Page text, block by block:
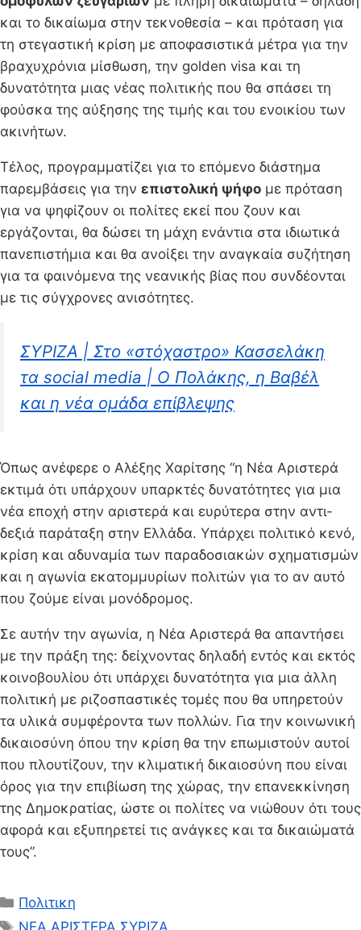
και το δικαίωμα στην τεκνοθεσία – και πρόταση για
τη στεγαστική κρίση με αποφασιστικά μέτρα για την
βραχυχρόνια μίσθωση, την golden visa και τη
δυνατότητα μιας νέας πολιτικής που θα σπάσει τη
φούσκα της αύξησης της τιμής και του ενοικίου των
ακινήτων.
Τέλος, προγραμματίζει για το επόμενο διάστημα
παρεμβάσεις για την επιστολική ψήφο με πρόταση
για να ψηφίζουν οι πολίτες εκεί που ζουν και
εργάζονται, θα δώσει τη μάχη ενάντια στα ιδιωτικά
πανεπιστήμια και θα ανοίξει την αναγκαία συζήτηση
για τα φαινόμενα της νεανικής βίας που συνδέονται
με τις σύγχρονες ανισότητες.
ΣΥΡΙΖΑ | Στο «στόχαστρο» Κασσελάκη
τα social media | Ο Πολάκης, η Βαβέλ
και η νέα ομάδα επίβλεψης
Όπως ανέφερε ο Αλέξης Χαρίτσης “η Νέα Αριστερά
εκτιμά ότι υπάρχουν υπαρκτές δυνατότητες για μια
νέα εποχή στην αριστερά και ευρύτερα στην αντι-
δεξιά παράταξη στην Ελλάδα. Υπάρχει πολιτικό κενό,
κρίση και αδυναμία των παραδοσιακών σχηματισμών
και η αγωνία εκατομμυρίων πολιτών για το αν αυτό
που ζούμε είναι μονόδρομος.
Σε αυτήν την αγωνία, η Νέα Αριστερά θα απαντήσει
με την πράξη της: δείχνοντας δηλαδή εντός και εκτός
κοινοβουλίου ότι υπάρχει δυνατότητα για μια άλλη
πολιτική με ριζοσπαστικές τομές που θα υπηρετούν
τα υλικά συμφέροντα των πολλών. Για την κοινωνική
δικαιοσύνη όπου την κρίση θα την επωμιστούν αυτοί
που πλουτίζουν, την κλιματική δικαιοσύνη που είναι
όρος για την επιβίωση της χώρας, την επανεκκίνηση
της Δημοκρατίας, ώστε οι πολίτες να νιώθουν ότι τους
αφορά και εξυπηρετεί τις ανάγκες και τα δικαιώματά
τους”.
Κατηγορίες
Πολιτικη
Ετικέτες
ΝΕΑ ΑΡΙΣΤΕΡΑ ΣΥΡΙΖΑ